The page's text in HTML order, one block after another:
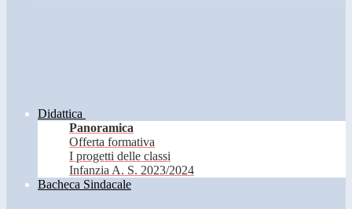
Didattica
Panoramica
Offerta formativa
I progetti delle classi
Infanzia A. S. 2023/2024
Bacheca Sindacale